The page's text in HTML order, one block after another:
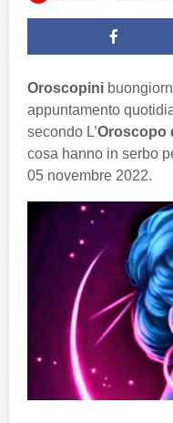
Oroscopini
appuntamento
secondo L’Oroscopo
cosa hanno in serbo
05 novembre 2022.